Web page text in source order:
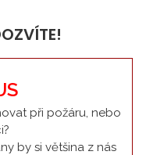
při požáru, nebo
by si většina z nás